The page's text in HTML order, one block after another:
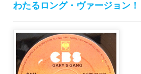
わたるロング・ヴァージョン！